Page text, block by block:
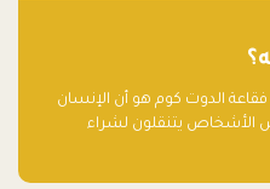
الدوت كوم هو أن الإنسان
الأشخاص يتنقلون لشراء